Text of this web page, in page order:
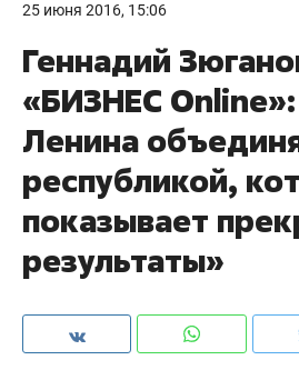
25 июня 2016, 15:06
​Геннадий
«БИЗНЕС
Ленина
республикой,
показывает
результаты»